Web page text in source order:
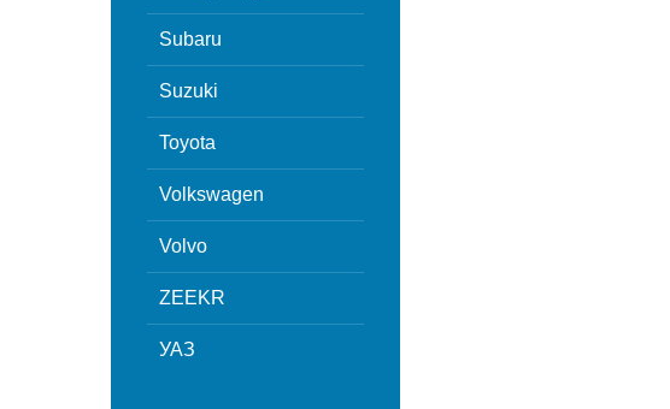
Subaru
Suzuki
Toyota
Volkswagen
Volvo
ZEEKR
УАЗ